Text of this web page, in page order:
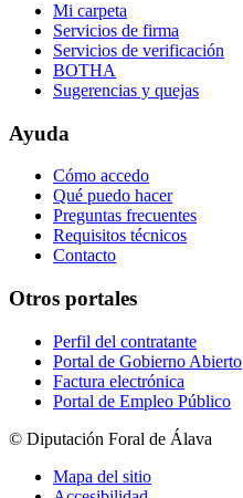
Mi carpeta
Servicios de firma
Servicios de verificación
BOTHA
Sugerencias y quejas
Ayuda
Cómo accedo
Qué puedo hacer
Preguntas frecuentes
Requisitos técnicos
Contacto
Otros portales
Perfil del contratante
Portal de Gobierno Abierto
Factura electrónica
Portal de Empleo Público
© Diputación Foral de Álava
Mapa del sitio